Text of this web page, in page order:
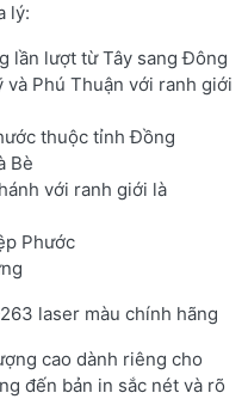
lý:
lần lượt từ Tây sang Đông
và Phú Thuận với ranh giới
thuộc tỉnh Đồng
Bè
với ranh giới là
Phước
laser màu chính hãng
cao dành riêng cho
đến bản in sắc nét và rõ